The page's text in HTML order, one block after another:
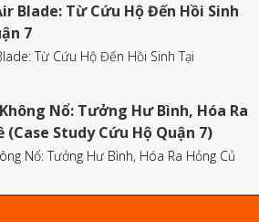
Blade: Từ Cứu Hộ Đến Hồi Sinh
7
Từ Cứu Hộ Đến Hồi Sinh Tại
Nổ: Tưởng Hư Bình, Hóa Ra
(Case Study Cứu Hộ Quận 7)
Nổ: Tưởng Hư Bình, Hóa Ra Hỏng Củ